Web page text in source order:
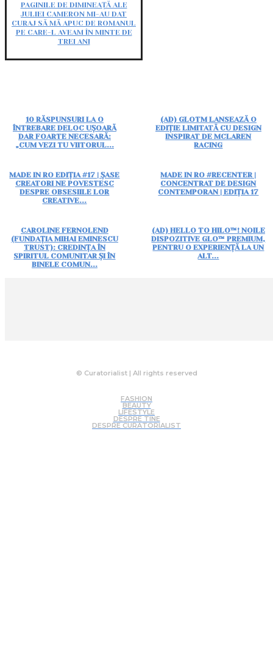
PAGINILE DE DIMINEAȚĂ ALE
JULIEI CAMERON MI-AU DAT
CURAJ SĂ MĂ APUC DE ROMANUL
PE CARE-L AVEAM ÎN MINTE DE
TREI ANI
10 RĂSPUNSURI LA O
ÎNTREBARE DELOC UȘOARĂ
DAR FOARTE NECESARĂ:
„CUM VEZI TU VIITORUL...
(AD) GLOTM LANSEAZĂ O
EDIȚIE LIMITATĂ CU DESIGN
INSPIRAT DE MCLAREN
RACING
MADE IN RO EDIȚIA #17 | ȘASE
CREATORI NE POVESTESC
DESPRE OBSESIILE LOR
CREATIVE...
MADE IN RO #RECENTER |
CONCENTRAT DE DESIGN
CONTEMPORAN | EDIȚIA 17
CAROLINE FERNOLEND
(FUNDAȚIA MIHAI EMINESCU
TRUST): CREDINȚA ÎN
SPIRITUL COMUNITAR ȘI ÎN
BINELE COMUN...
(AD) HELLO TO HILO™! NOILE
DISPOZITIVE GLO™ PREMIUM,
PENTRU O EXPERIENȚĂ LA UN
ALT...
© Curatorialist | All rights reserved
FASHION
BEAUTY
LIFESTYLE
DESPRE TINE
DESPRE CURATORIALIST